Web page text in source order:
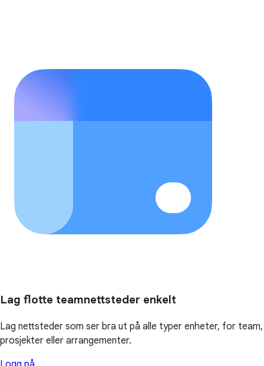
Lag flotte teamnettsteder enkelt
Lag nettsteder som ser bra ut på alle typer enheter, for team,
prosjekter eller arrangementer.